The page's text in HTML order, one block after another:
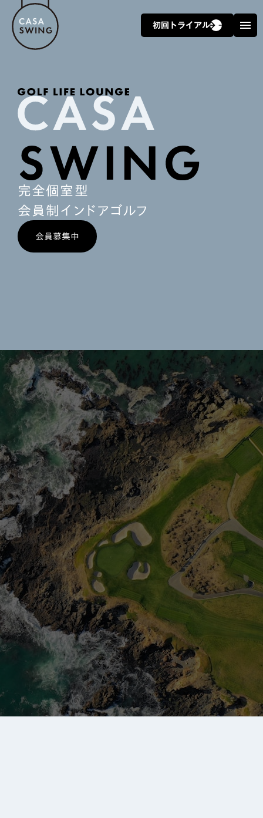
初回トライアルarrow_forward arrow_forward menu
完全個室型
会員制インドアゴルフ
会員募集中